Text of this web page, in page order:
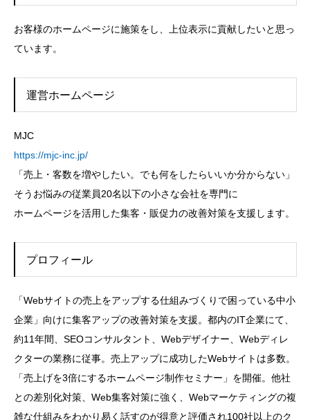
お客様のホームページに施策をし、上位表示に貢献したいと思っ
ています。
運営ホームページ
MJC
https://mjc-inc.jp/
「売上・客数を増やしたい。でも何をしたらいいか分からない」
そうお悩みの従業員20名以下の小さな会社を専門に
ホームページを活用した集客・販促力の改善対策を支援します。
プロフィール
「Webサイトの売上をアップする仕組みづくりで困っている中小
企業」向けに集客アップの改善対策を支援。都内のIT企業にて、
約11年間、SEOコンサルタント、Webデザイナー、Webディレ
クターの業務に従事。売上アップに成功したWebサイトは多数。
「売上げを3倍にするホームページ制作セミナー」を開催。他社
との差別化対策、Web集客対策に強く、Webマーケティングの複
雑な仕組みをわかり易く話すのが得意と評価され100社以上のク